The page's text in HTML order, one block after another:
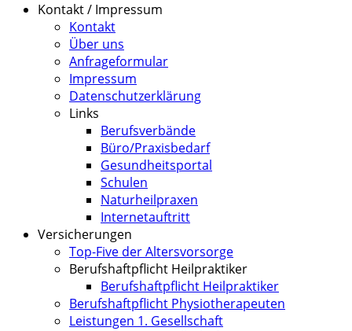
Kontakt / Impressum
Kontakt
Über uns
Anfrageformular
Impressum
Datenschutzerklärung
Links
Berufsverbände
Büro/Praxisbedarf
Gesundheitsportal
Schulen
Naturheilpraxen
Internetauftritt
Versicherungen
Top-Five der Altersvorsorge
Berufshaftpflicht Heilpraktiker
Berufshaftpflicht Heilpraktiker
Berufshaftpflicht Physiotherapeuten
Leistungen 1. Gesellschaft